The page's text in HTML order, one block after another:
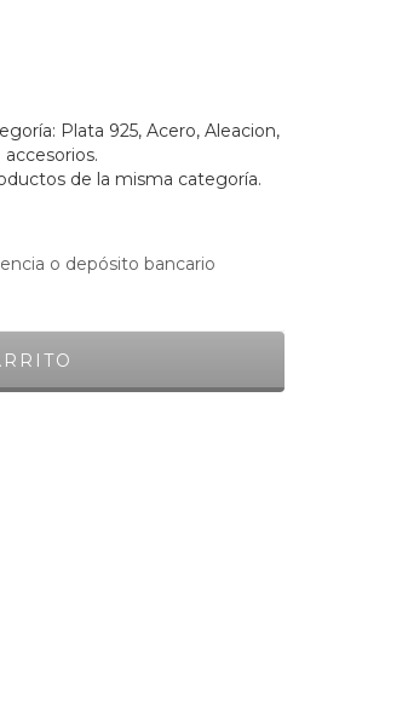
Plata 925, Acero, Aleacion,
de la misma categoría.
o depósito bancario